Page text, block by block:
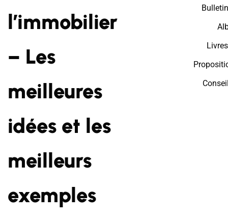
l’immobilier
– Les
meilleures
idées et les
meilleurs
exemples